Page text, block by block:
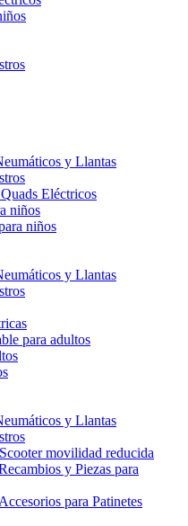
y Llantas
Eléctricos
niños
niños
y Llantas
para adultos
y Llantas
Scooter movilidad reducida
y Piezas para
Accesorios para Patinetes